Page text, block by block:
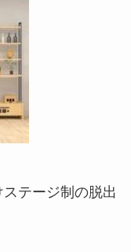
テージ制の脱出